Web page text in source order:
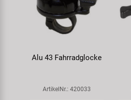
Alu 43 Fahrradglocke
ArtikelNr.: 420033